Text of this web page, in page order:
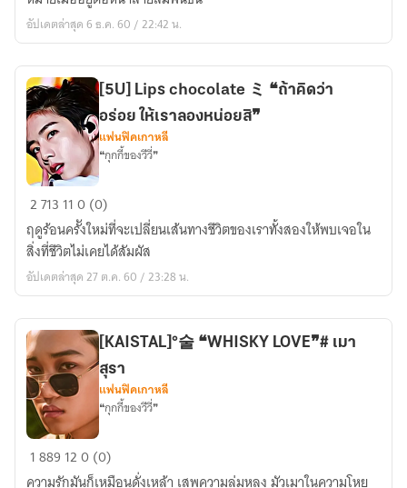
な
愛
BASTARD
อัปเดตล่าสุด 6 ธ.ค. 60 / 22:42 น.
[5U]
Lips
chocolate
ミ
❝ถ้า
ว่า
อร่อย
ให้
เรา
ลอง
หน่อย
สิ❞
[5U] Lips chocolate ミ ❝ถ้าคิดว่า
อร่อย ให้เราลองหน่อยสิ❞
แฟนฟิคเกาหลี
❝กุกกี้ของวีวี่❞
2713 110 (0)
ฤดูร้อนครัังใหม่ที่จะเปลี่ยนเส้นทางชีวิตของเราทั้งสองให้พบเจอใน
สิ่งที่ชีวิตไม่เคยได้สัมผัส
อัปเดตล่าสุด 27 ต.ค. 60 / 23:28 น.
[KAISTAL]
[KAISTAL]°술 ❝WHISKY LOVE❞# เมา
สุรา
แฟนฟิคเกาหลี
❝กุกกี้ของวีวี่❞
1889 120 (0)
ความรักมันก็เหมือนดั่งเหล้า เสพความลุ่มหลง มัวเมาในความโหย